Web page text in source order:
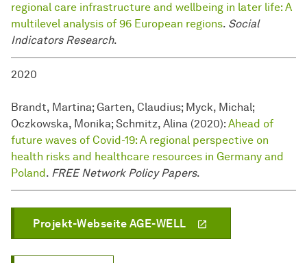
regional care infrastructure and wellbeing in later life: A
multilevel analysis of 96 European regions. Social
Indicators Research.
2020
Brandt, Martina; Garten, Claudius; Myck, Michal;
Oczkowska, Monika; Schmitz, Alina (2020): Ahead of
future waves of Covid-19: A regional perspective on
health risks and healthcare resources in Germany and
Poland. FREE Network Policy Papers.
Projekt-Webseite AGE-WELL